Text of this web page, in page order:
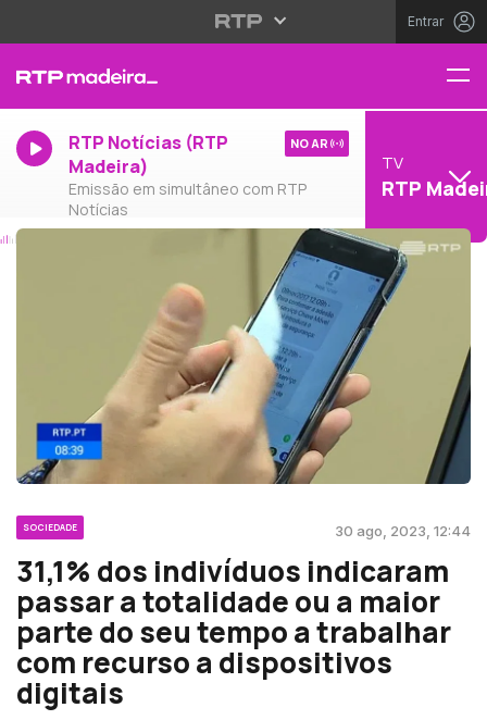
Entrar
RTP Notícias (RTP
Madeira)
Emissão em simultâneo com RTP
Notícias
NO AR
TV
RTP
SOCIEDADE 30 ago, 2023, 12:44
31,1% dos indivíduos indicaram
passar a totalidade ou a maior
parte do seu tempo a trabalhar
com recurso a dispositivos
digitais